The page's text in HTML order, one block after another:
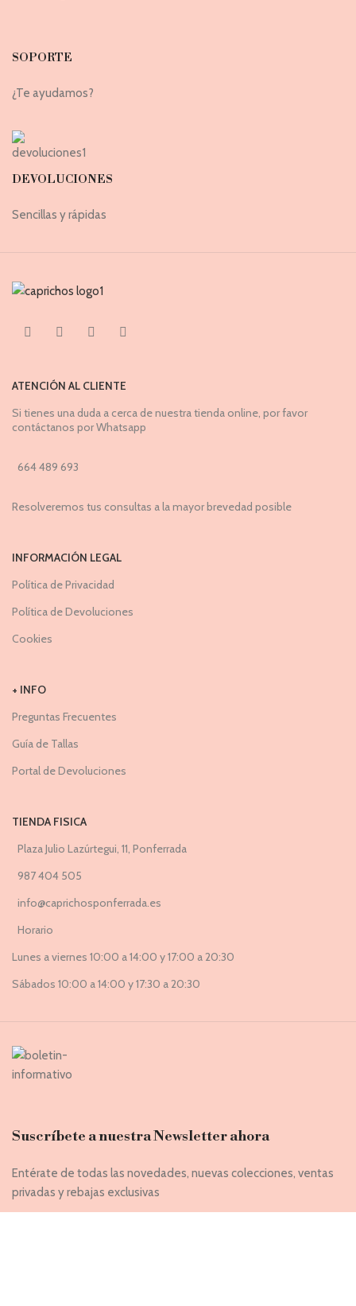
SOPORTE
¿Te ayudamos?
DEVOLUCIONES
Sencillas y rápidas
ATENCIÓN AL CLIENTE
Si tienes una duda a cerca de nuestra tienda online, por favor
contáctanos por Whatsapp
664 489 693
Resolveremos tus consultas a la mayor brevedad posible
INFORMACIÓN LEGAL
Política de Privacidad
Política de Devoluciones
Cookies
+ INFO
Preguntas Frecuentes
Guía de Tallas
Portal de Devoluciones
TIENDA FISICA
Plaza Julio Lazúrtegui, 11, Ponferrada
987 404 505
info@caprichosponferrada.es
Horario
Lunes a viernes 10:00 a 14:00 y 17:00 a 20:30
Sábados 10:00 a 14:00 y 17:30 a 20:30
Suscríbete a nuestra Newsletter ahora
Entérate de todas las novedades, nuevas colecciones, ventas
privadas y rebajas exclusivas